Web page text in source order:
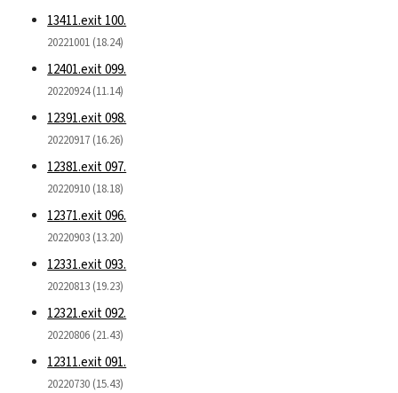
13411.exit 100.
20221001 (18.24)
12401.exit 099.
20220924 (11.14)
12391.exit 098.
20220917 (16.26)
12381.exit 097.
20220910 (18.18)
12371.exit 096.
20220903 (13.20)
12331.exit 093.
20220813 (19.23)
12321.exit 092.
20220806 (21.43)
12311.exit 091.
20220730 (15.43)